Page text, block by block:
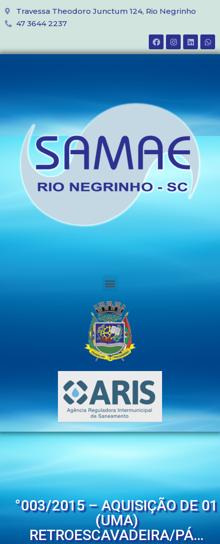
Travessa Theodoro Junctum 124, Rio Negrinho
47 3644 2237
°003/2015 – AQUISIÇÃO DE 01
(UMA)
RETROESCAVADEIRA/PÁ…